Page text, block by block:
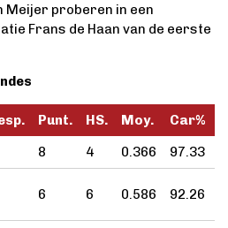
Meijer proberen in een
Frans de Haan van de eerste
Punt. HS. Moy.
Car%
8 4 0.366 97.33
6 6 0.586 92.26